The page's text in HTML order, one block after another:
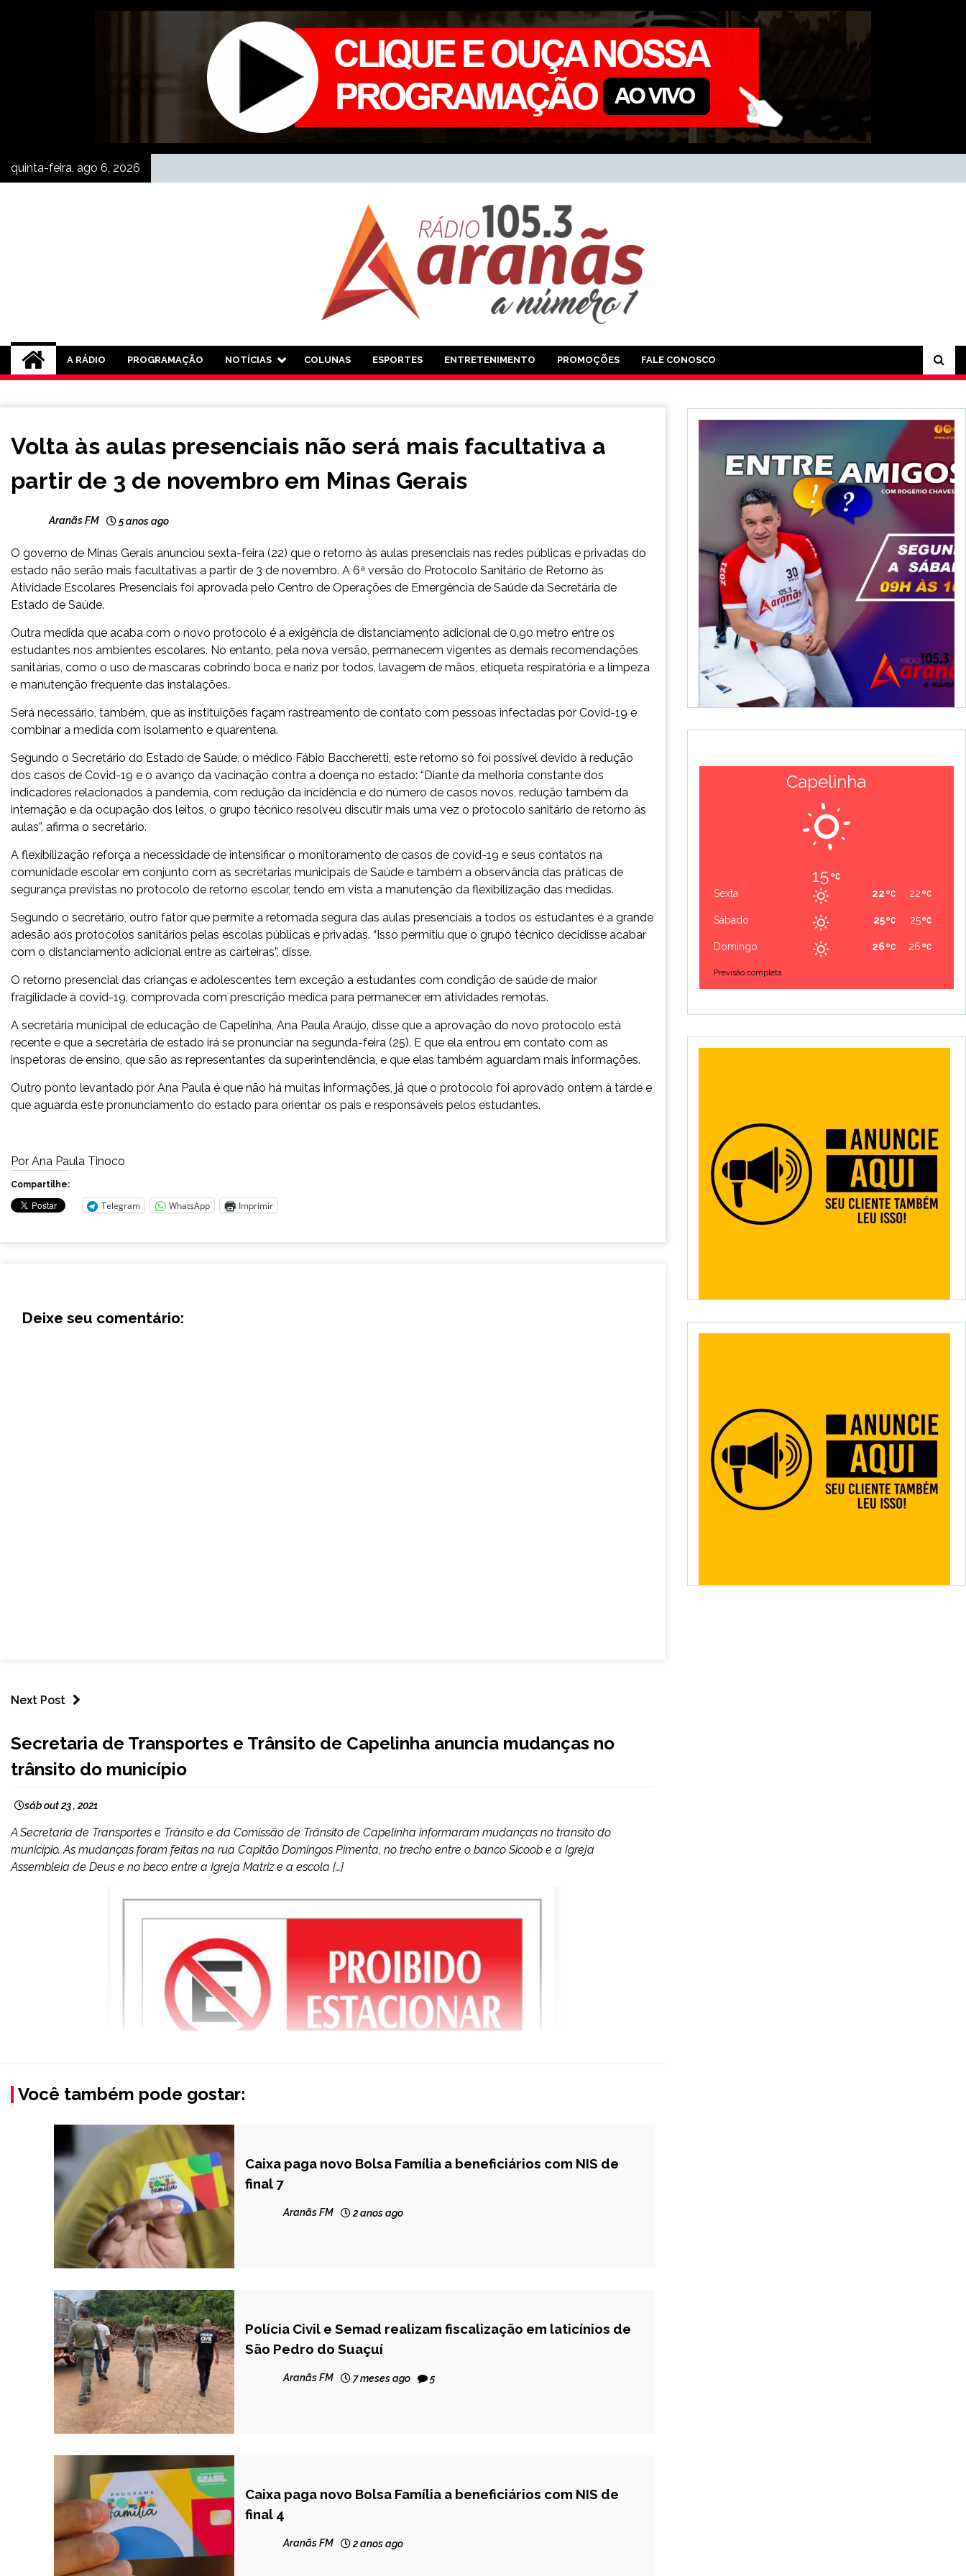
quinta-feira, ago 6, 2026
Rádio Aranãs 105.3
A RÁDIO PROGRAMAÇÃO NOTÍCIAS COLUNAS ESPORTES ENTRETENIMENTO PROMOÇÕES FALE CONOSCO
MINAS
NOTÍCIAS
Volta às aulas presenciais não será mais facultativa a
partir de 3 de novembro em Minas Gerais
Aranãs FM 5 anos ago
O governo de Minas Gerais anunciou sexta-feira (22) que o retorno às aulas presenciais nas redes públicas e privadas do
estado não serão mais facultativas a partir de 3 de novembro. A 6ª versão do Protocolo Sanitário de Retorno às
Atividade Escolares Presenciais foi aprovada pelo Centro de Operações de Emergência de Saúde da Secretária de
Estado de Saúde.
Outra medida que acaba com o novo protocolo é a exigência de distanciamento adicional de 0,90 metro entre os
estudantes nos ambientes escolares. No entanto, pela nova versão, permanecem vigentes as demais recomendações
sanitárias, como o uso de mascaras cobrindo boca e nariz por todos, lavagem de mãos, etiqueta respiratória e a limpeza
e manutenção frequente das instalações.
Será necessário, também, que as instituições façam rastreamento de contato com pessoas infectadas por Covid-19 e
combinar a medida com isolamento e quarentena.
Segundo o Secretário do Estado de Saúde, o médico Fábio Baccheretti, este retorno só foi possível devido à redução
dos casos de Covid-19 e o avanço da vacinação contra a doença no estado: “Diante da melhoria constante dos
indicadores relacionados à pandemia, com redução da incidência e do número de casos novos, redução também da
internação e da ocupação dos leitos, o grupo técnico resolveu discutir mais uma vez o protocolo sanitário de retorno às
aulas”, afirma o secretário.
A flexibilização reforça a necessidade de intensificar o monitoramento de casos de covid-19 e seus contatos na
comunidade escolar em conjunto com as secretarias municipais de Saúde e também a observância das práticas de
segurança previstas no protocolo de retorno escolar, tendo em vista a manutenção da flexibilização das medidas.
Segundo o secretário, outro fator que permite a retomada segura das aulas presenciais a todos os estudantes é a grande
adesão aos protocolos sanitários pelas escolas públicas e privadas. “Isso permitiu que o grupo técnico decidisse acabar
com o distanciamento adicional entre as carteiras”, disse.
O retorno presencial das crianças e adolescentes tem exceção a estudantes com condição de saúde de maior
fragilidade à covid-19, comprovada com prescrição médica para permanecer em atividades remotas.
A secretária municipal de educação de Capelinha, Ana Paula Araújo, disse que a aprovação do novo protocolo está
recente e que a secretária de estado irá se pronunciar na segunda-feira (25). E que ela entrou em contato com as
inspetoras de ensino, que são as representantes da superintendência, e que elas também aguardam mais informações.
Outro ponto levantado por Ana Paula é que não há muitas informações, já que o protocolo foi aprovado ontem à tarde e
que aguarda este pronunciamento do estado para orientar os pais e responsáveis pelos estudantes.
Por Ana Paula Tinoco
Compartilhe:
Telegram WhatsApp Imprimir
Deixe seu comentário:
Next Post
NOTÍCIAS
Secretaria de Transportes e Trânsito de Capelinha anuncia mudanças no
trânsito do município
sáb out 23 , 2021
A Secretaria de Transportes e Trânsito e da Comissão de Trânsito de Capelinha informaram mudanças no transito do
município. As mudanças foram feitas na rua Capitão Domingos Pimenta, no trecho entre o banco Sicoob e a Igreja
Assembleia de Deus e no beco entre a Igreja Matriz e a escola […]
Você também pode gostar:
BRASIL
NOTÍCIAS
Caixa paga novo Bolsa Família a beneficiários com NIS de
final 7
Aranãs FM 2 anos ago
MINAS
GERAIS
NOTÍCIAS
Polícia Civil e Semad realizam fiscalização em laticínios de
São Pedro do Suaçuí
Aranãs FM 7 meses ago 5
BRASIL
NOTÍCIAS
Caixa paga novo Bolsa Família a beneficiários com NIS de
final 4
Aranãs FM 2 anos ago
Capelinha
15
Sexta 22
22
Sábado 25
25
Domingo 26
26
Previsão completa